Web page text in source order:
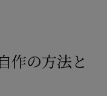
作の方法と